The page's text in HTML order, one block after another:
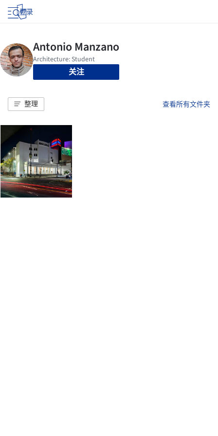
登录
关注
整理 查看所有文件夹